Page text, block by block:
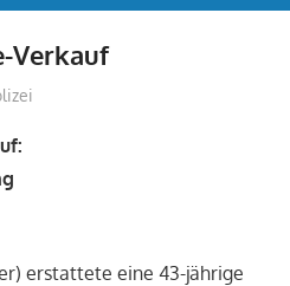
Verkauf
erstattete eine 43-jährige